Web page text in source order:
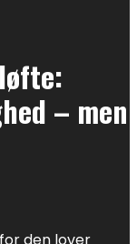
– men
den lover